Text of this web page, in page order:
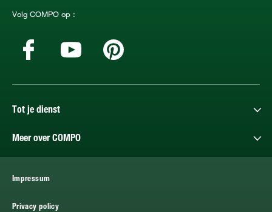
Volg COMPO op :
Tot je dienst
Meer over COMPO
Impressum
Privacy policy